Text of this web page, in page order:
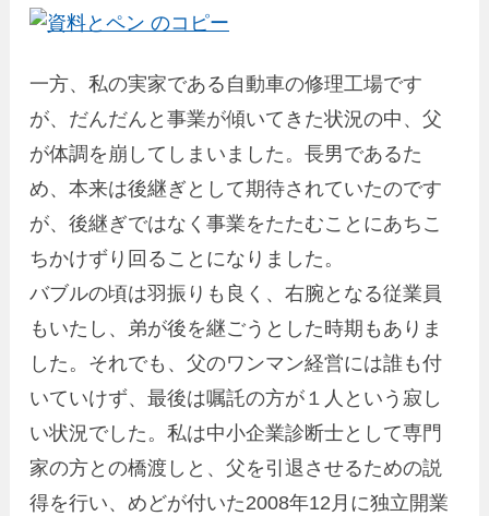
一方、私の実家である自動車の修理工場です
が、だんだんと事業が傾いてきた状況の中、父
が体調を崩してしまいました。長男であるた
め、本来は後継ぎとして期待されていたのです
が、後継ぎではなく事業をたたむことにあちこ
ちかけずり回ることになりました。
バブルの頃は羽振りも良く、右腕となる従業員
もいたし、弟が後を継ごうとした時期もありま
した。それでも、父のワンマン経営には誰も付
いていけず、最後は嘱託の方が１人という寂し
い状況でした。私は中小企業診断士として専門
家の方との橋渡しと、父を引退させるための説
得を行い、めどが付いた2008年12月に独立開業